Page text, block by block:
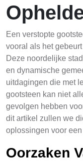
Een verstopte
vooral als het
Deze noordelijke
en dynamische
uitdagingen die met
gootsteen kan niet
gevolgen hebben
dit artikel zullen we
oplossingen voor
Oorzaken